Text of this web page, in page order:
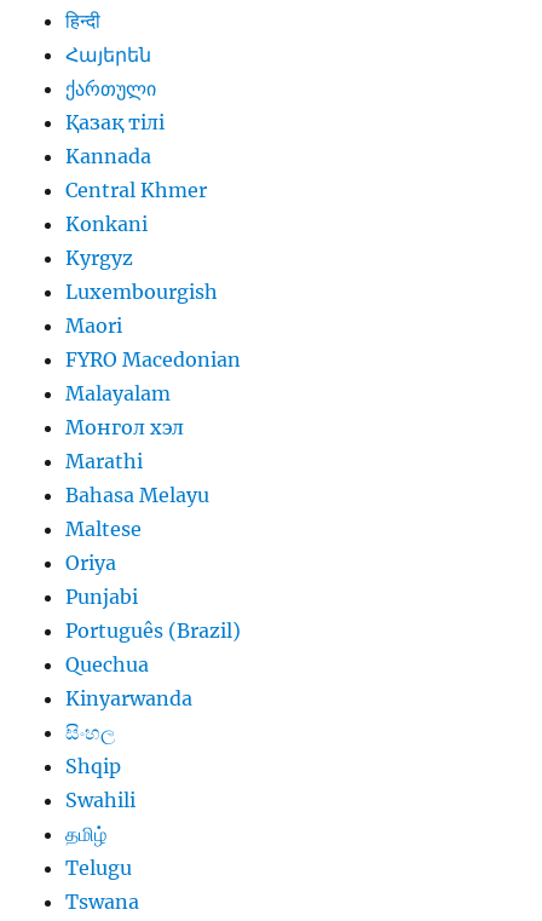
हिन्दी
Հայերեն
ქართული
Қазақ тілі
Kannada
Central Khmer
Konkani
Kyrgyz
Luxembourgish
Maori
FYRO Macedonian
Malayalam
Монгол хэл
Marathi
Bahasa Melayu
Maltese
Oriya
Punjabi
Português (Brazil)
Quechua
Kinyarwanda
සිංහල
Shqip
Swahili
தமிழ்
Telugu
Tswana